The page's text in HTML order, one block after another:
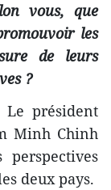
vous, que
les
de leurs
?
Le président
Minh Chinh
deux pays.